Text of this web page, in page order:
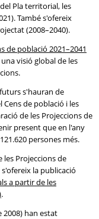
Pla territorial, les
També s'ofereix
(2008–2040).
de població 2021–2041
visió global de les
s'hauran de
de població i les
de les Projeccions de
present que en l'any
persones més.
les Projeccions de
la publicació
a partir de les
.
2008) han estat